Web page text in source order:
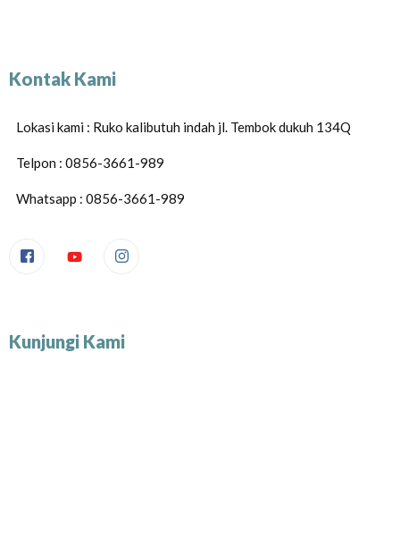
Kontak Kami
Lokasi kami : Ruko kalibutuh indah jl. Tembok dukuh 134Q
Telpon : 0856-3661-989
Whatsapp : 0856-3661-989
Kunjungi Kami